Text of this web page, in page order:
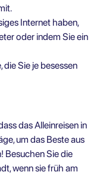
Internet haben,
oder indem Sie ein
Sie je besessen
das Alleinreisen in
um das Beste aus
Besuchen Sie die
wenn sie früh am